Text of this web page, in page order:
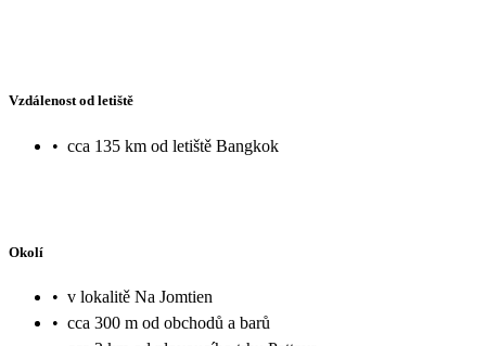
Vzdálenost od letiště
• cca 135 km od letiště Bangkok
Okolí
• v lokalitě Na Jomtien
• cca 300 m od obchodů a barů